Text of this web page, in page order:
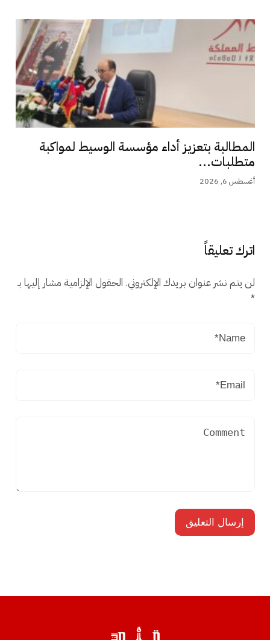
المطالبة بتعزيز أداء مؤسسة الوسيط لمواكبة
متطلبات...
أغسطس 6, 2026
اترك تعليقاً
لن يتم نشر عنوان بريدك الإلكتروني. الحقول الإلزامية مشار إليها بـ
*